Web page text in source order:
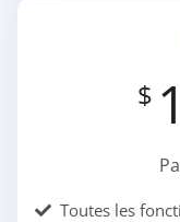
$
Toutes les